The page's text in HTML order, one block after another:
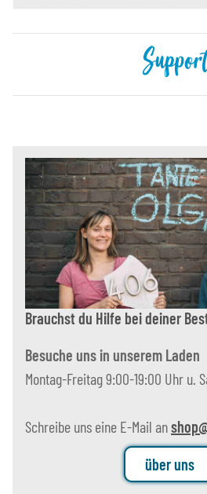
Brauchst du Hilfe bei deiner
Besuche uns in unserem Laden
Montag-Freitag 9:00-19:00 Uhr u.
Schreibe uns eine E-Mail an
über uns